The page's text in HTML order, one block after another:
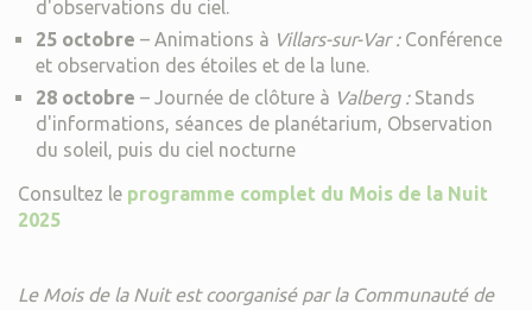
d'observations du ciel.
25 octobre – Animations à Villars-sur-Var :Conférence
et observation des étoiles et de la lune.
28 octobre – Journée de clôture à Valberg :Stands
d'informations, séances de planétarium, Observation
du soleil, puis du ciel nocturne
Consultez le programme complet du Mois de la Nuit
2025
Le Mois de la Nuit est coorganisé par la Communauté de